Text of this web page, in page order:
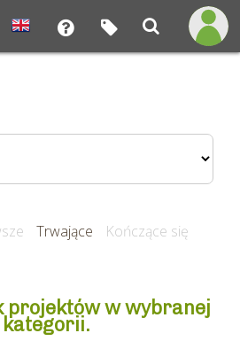
Trwające
Kończące się
projektów w wybranej
kategorii.